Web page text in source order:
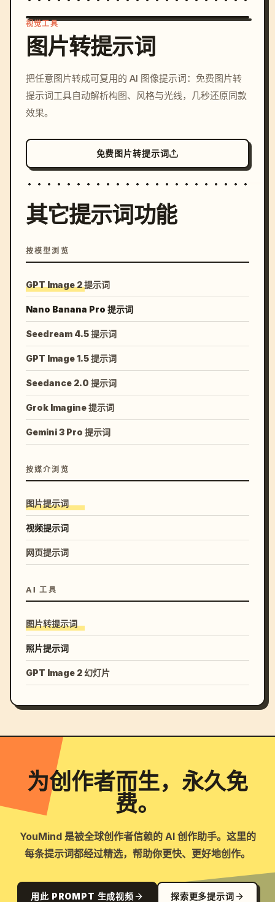
c, cyberpunk sunset, neon
colors, 8k --v 6.0
视觉工具
图片转提示词
把任意图片转成可复用的 AI 图像提示词：免费图片转
提示词工具自动解析构图、风格与光线，几秒还原同款
效果。
免费图片转提示词
其它提示词功能
按模型浏览
GPT Image 2 提示词
Nano Banana Pro 提示词
Seedream 4.5 提示词
GPT Image 1.5 提示词
Seedance 2.0 提示词
Grok Imagine 提示词
Gemini 3 Pro 提示词
按媒介浏览
图片提示词
视频提示词
网页提示词
AI 工具
图片转提示词
照片提示词
GPT Image 2 幻灯片
为创作者而生，永久免
费。
YouMind 是被全球创作者信赖的 AI 创作助手。这里的
每条提示词都经过精选，帮助你更快、更好地创作。
用此 PROMPT 生成视频 探索更多提示词